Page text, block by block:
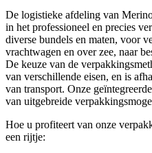
De logistieke afdeling van
in het professioneel en precies
diverse bundels en maten, voor
vrachtwagen en over zee, naar
De keuze van de
van verschillende eisen, en is
van transport. Onze
van uitgebreide
Hoe u profiteert van onze
een rijtje: